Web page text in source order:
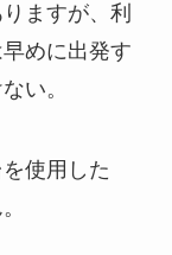
ますが、利
めに出発す
い。
使用した